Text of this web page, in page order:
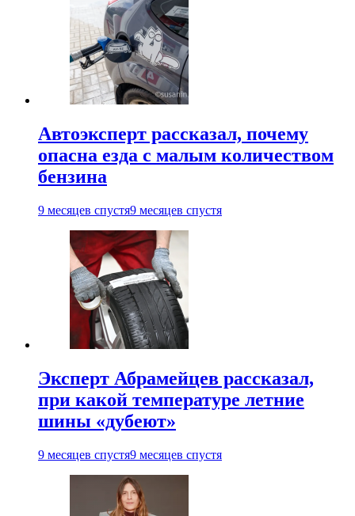
Автоэксперт рассказал, почему
опасна езда с малым количеством
бензина
9 месяцев спустя9 месяцев спустя
Эксперт Абрамейцев рассказал,
при какой температуре летние
шины «дубеют»
9 месяцев спустя9 месяцев спустя